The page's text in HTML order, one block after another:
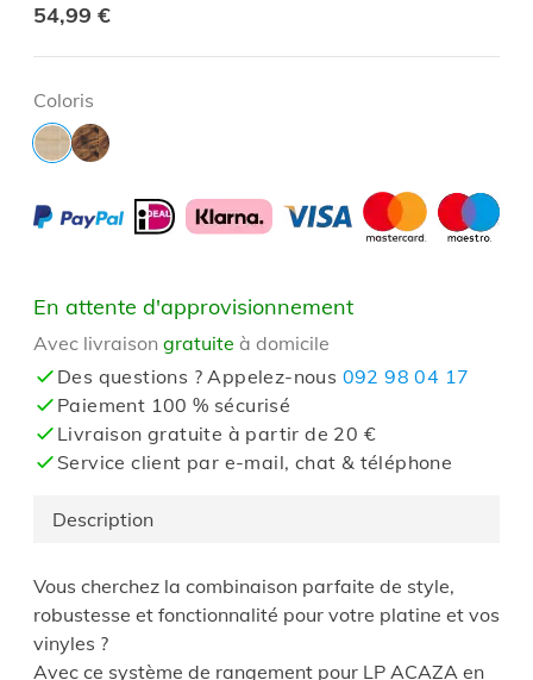
54,99 €
Coloris
En attente d'approvisionnement
Avec livraison gratuite à domicile
Des questions ? Appelez-nous 092 98 04 17
Paiement 100 % sécurisé
Livraison gratuite à partir de 20 €
Service client par e-mail, chat & téléphone
Description
Vous cherchez la combinaison parfaite de style,
robustesse et fonctionnalité pour votre platine et vos
vinyles ?
Avec ce système de rangement pour LP ACAZA en